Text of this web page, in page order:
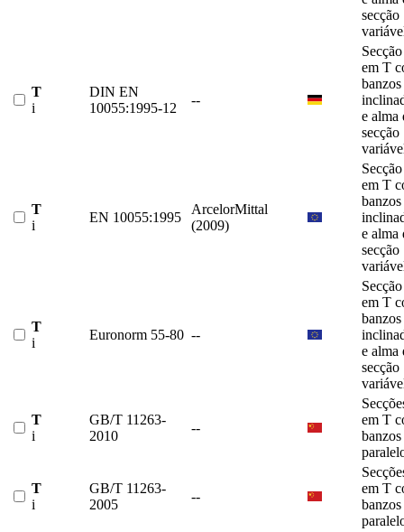
secção
T
i
DIN EN
10055:1995-12
--
Secção
em T
banzos
e alma
secção
T
i
EN 10055:1995
ArcelorMittal
(2009)
Secção
em T
banzos
e alma
secção
T
i
Euronorm 55-80 --
Secção
em T
banzos
e alma
secção
T
i
GB/T 11263-
2010
--
em T
banzos
T
i
GB/T 11263-
2005
--
em T
banzos